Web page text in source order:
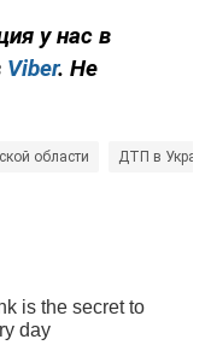
у нас в
Viber. Не
области ДТП в